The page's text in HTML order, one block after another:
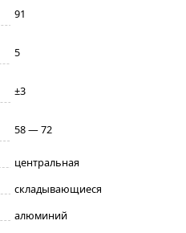
91
5
±3
58 — 72
центральная
складывающиеся
алюминий